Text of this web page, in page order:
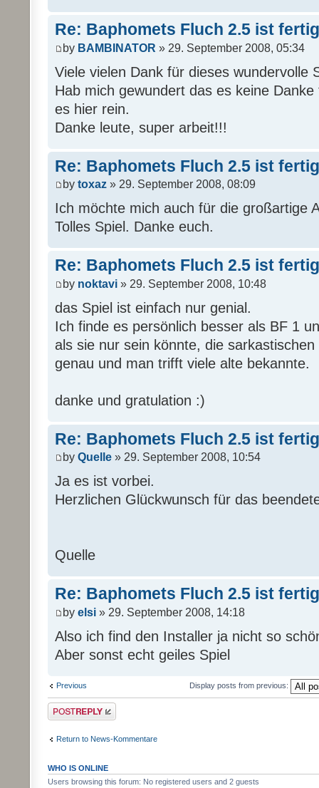
Re: Baphomets Fluch 2.5 ist fertig
by BAMBINATOR » 29. September 2008, 05:34
Viele vielen Dank für dieses wundervolle
Hab mich gewundert das es keine
es hier rein.
Danke leute, super arbeit!!!
Re: Baphomets Fluch 2.5 ist fertig
by toxaz » 29. September 2008, 08:09
Ich möchte mich auch für die großartige
Tolles Spiel. Danke euch.
Re: Baphomets Fluch 2.5 ist fertig
by noktavi » 29. September 2008, 10:48
das Spiel ist einfach nur genial.
Ich finde es persönlich besser als BF 1
als sie nur sein könnte, die
genau und man trifft viele alte bekannte.
danke und gratulation :)
Re: Baphomets Fluch 2.5 ist fertig
by Quelle » 29. September 2008, 10:54
Ja es ist vorbei.
Herzlichen Glückwunsch für das
Quelle
Re: Baphomets Fluch 2.5 ist fertig
by elsi » 29. September 2008, 14:18
Also ich find den Installer ja nicht so
Aber sonst echt geiles Spiel
Previous Display posts from previous:
Post a reply
Return to News-Kommentare
WHO IS ONLINE
Users browsing this forum: No registered users and 2 guests